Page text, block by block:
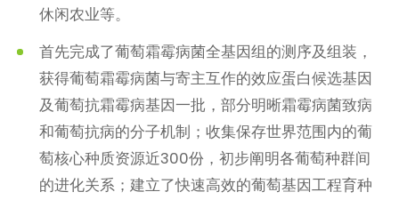
休闲农业等。
首先完成了葡萄霜霉病菌全基因组的测序及组装，
获得葡萄霜霉病菌与寄主互作的效应蛋白候选基因
及葡萄抗霜霉病基因一批，部分明晰霜霉病菌致病
和葡萄抗病的分子机制；收集保存世界范围内的葡
萄核心种质资源近300份，初步阐明各葡萄种群间
的进化关系；建立了快速高效的葡萄基因工程育种